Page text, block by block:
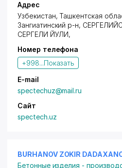
Адрес
Узбекистан, Ташкентская
Зангиатинский р-н,
СЕРГЕЛИ ЙУЛИ,
Номер телефона
+998...Показать
E-mail
spectechuz@mail.ru
Сайт
spectech.uz
BURHANOV ZOKIR
Бетонные изделия -